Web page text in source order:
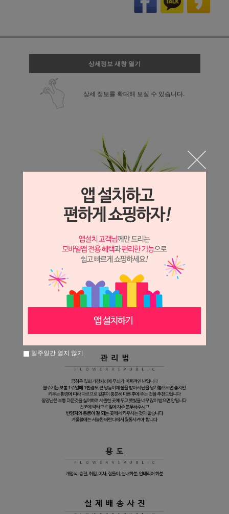
상세정보 새창 열기
상세 정보를 확대해 보실 수 있습니다.
일주일간 열지 않기